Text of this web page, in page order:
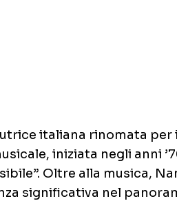
italiana rinomata
iniziata negli anni
Oltre alla musica,
significativa nel